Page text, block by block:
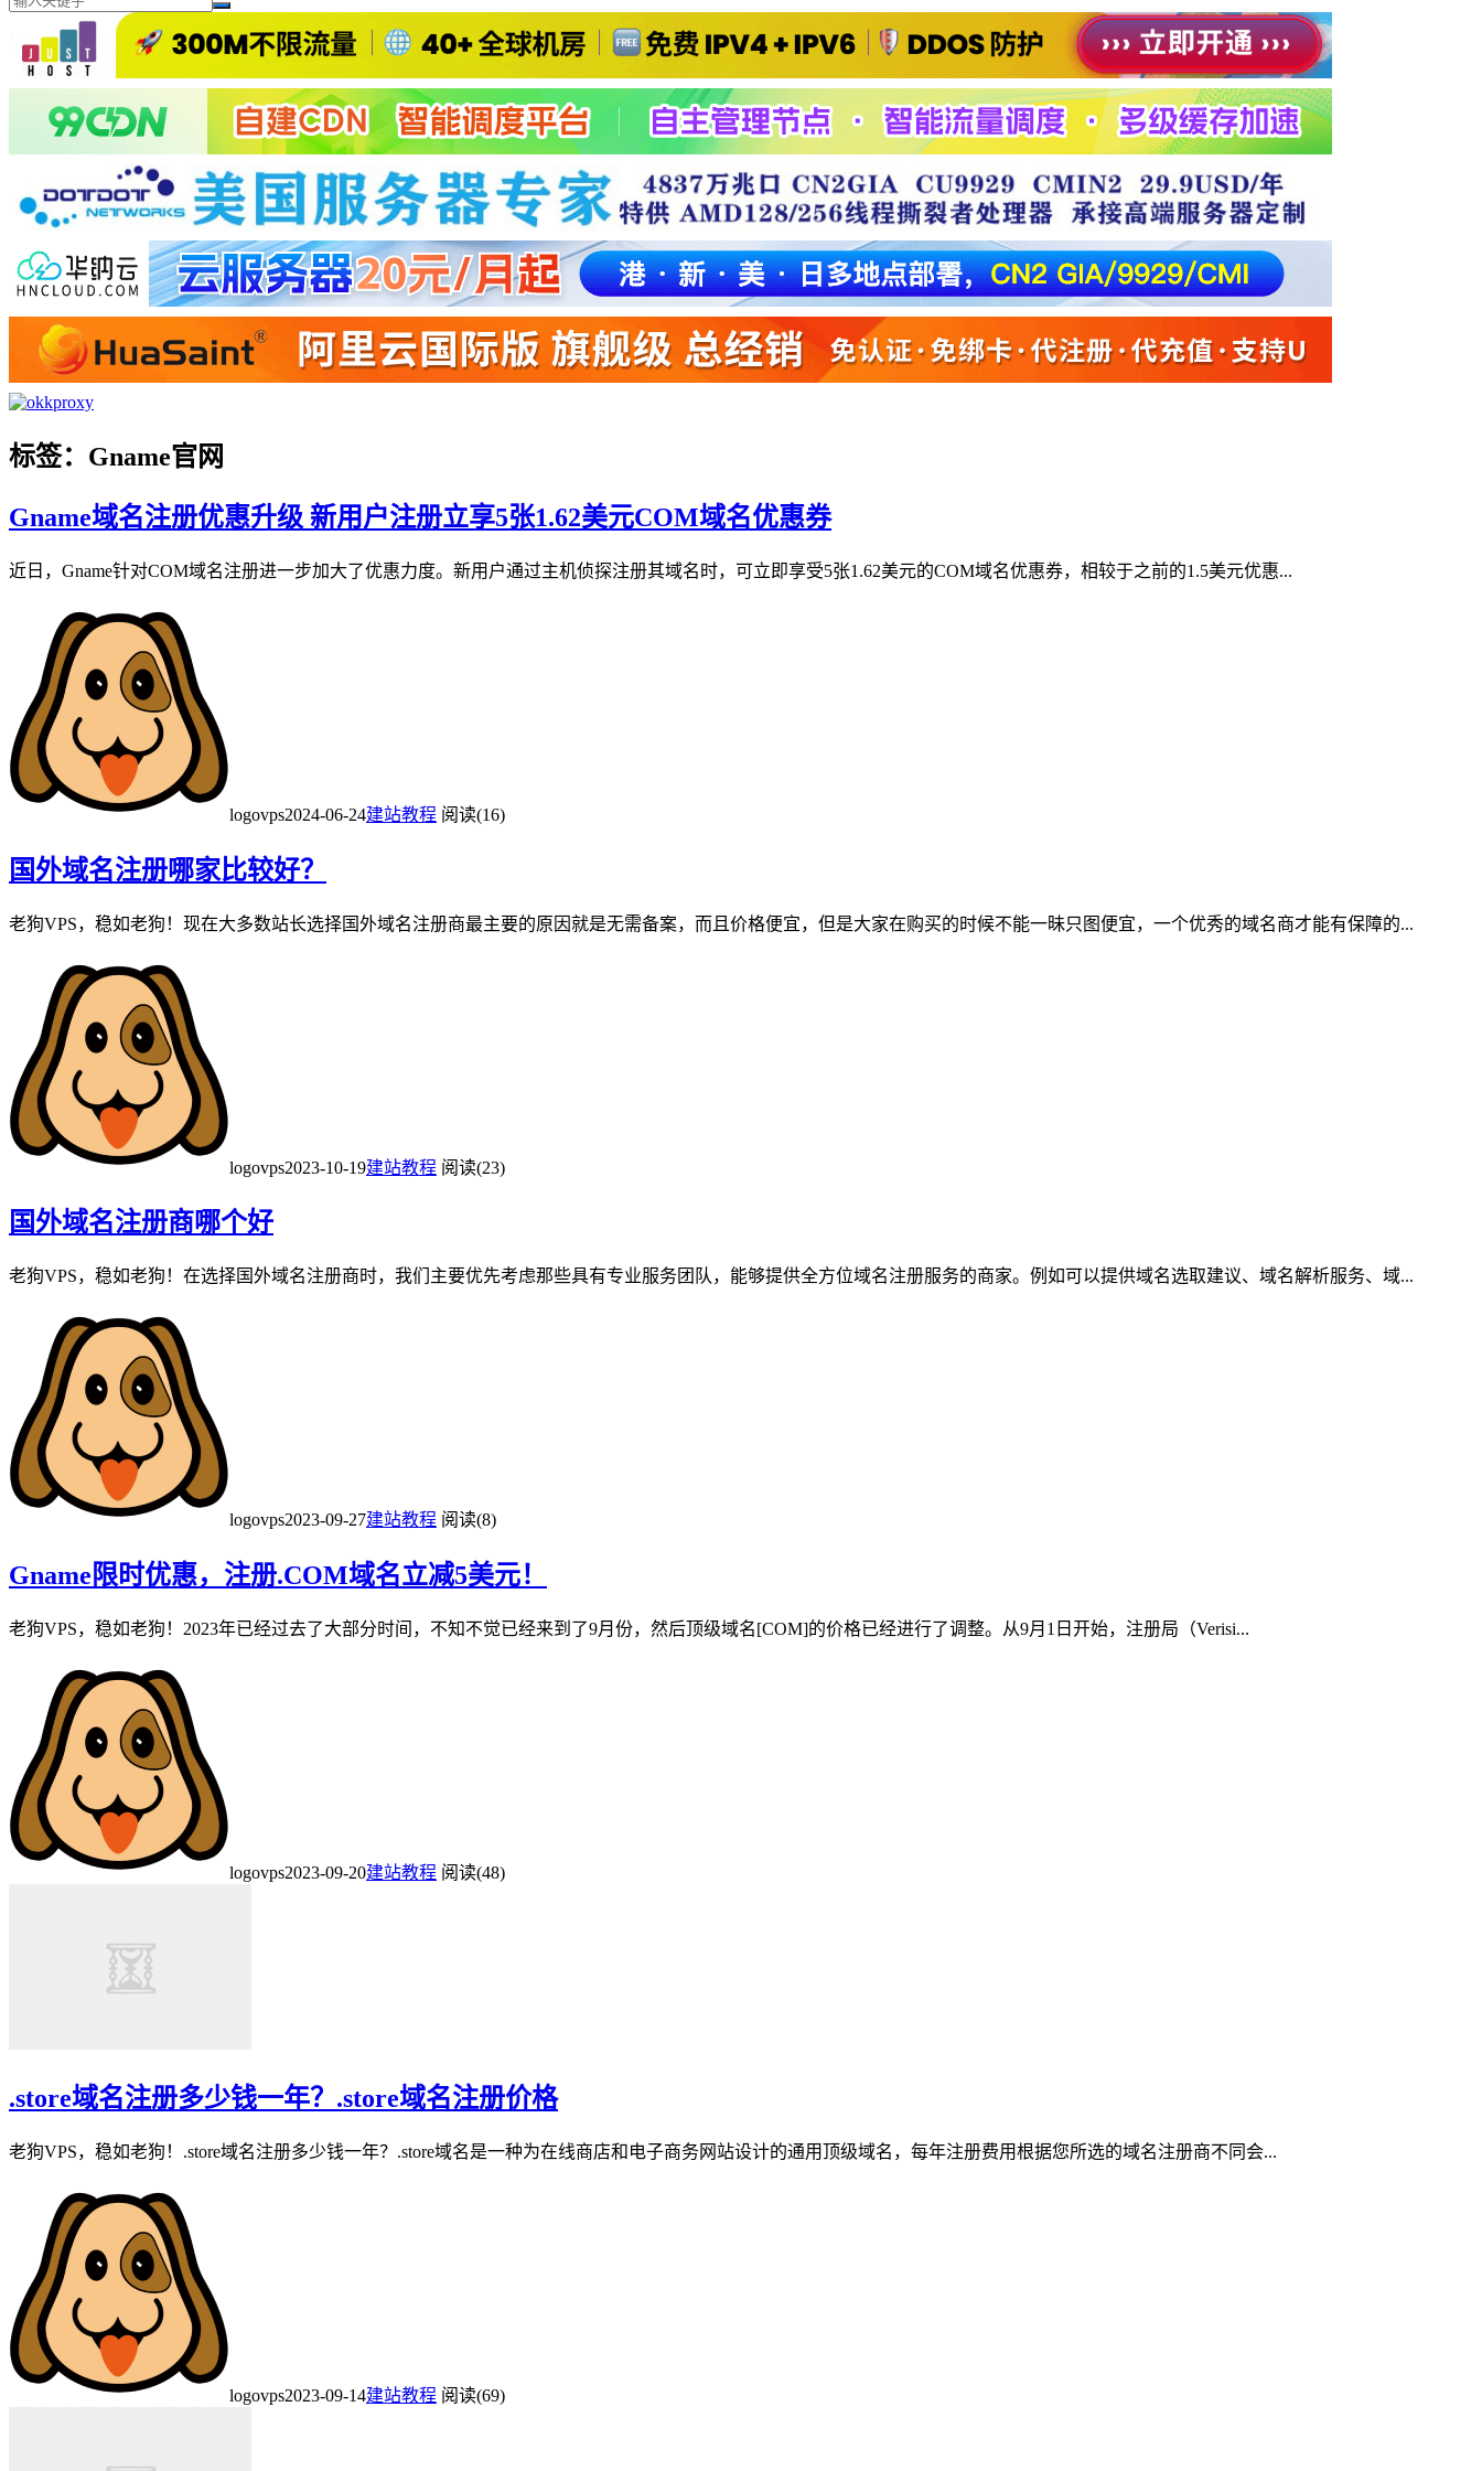
标签：Gname官网
Gname域名注册优惠升级 新用户注册立享5张1.62美元COM域名优惠券
近日，Gname针对COM域名注册进一步加大了优惠力度。新用户通过主机侦探注册其域名时，可立即享受5张1.62美元的COM域名优惠券，相较于之前的1.5美元优惠...
logovps2024-06-24建站教程 阅读(16)
国外域名注册哪家比较好？
老狗VPS，稳如老狗！现在大多数站长选择国外域名注册商最主要的原因就是无需备案，而且价格便宜，但是大家在购买的时候不能一昧只图便宜，一个优秀的域名商才能有保障的...
logovps2023-10-19建站教程 阅读(23)
国外域名注册商哪个好
老狗VPS，稳如老狗！在选择国外域名注册商时，我们主要优先考虑那些具有专业服务团队，能够提供全方位域名注册服务的商家。例如可以提供域名选取建议、域名解析服务、域...
logovps2023-09-27建站教程 阅读(8)
Gname限时优惠，注册.COM域名立减5美元！
老狗VPS，稳如老狗！2023年已经过去了大部分时间，不知不觉已经来到了9月份，然后顶级域名[COM]的价格已经进行了调整。从9月1日开始，注册局（Verisi...
logovps2023-09-20建站教程 阅读(48)
.store域名注册多少钱一年？.store域名注册价格
老狗VPS，稳如老狗！.store域名注册多少钱一年？.store域名是一种为在线商店和电子商务网站设计的通用顶级域名，每年注册费用根据您所选的域名注册商不同会...
logovps2023-09-14建站教程 阅读(69)